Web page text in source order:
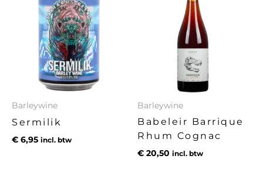
Barleywine
Sermilik
€ 6,95 incl. btw
Barleywine
Babeleir Barrique
Rhum Cognac
€ 20,50 incl. btw